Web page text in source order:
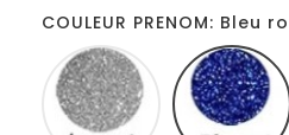
COULEUR PRENOM: Bleu
Gris